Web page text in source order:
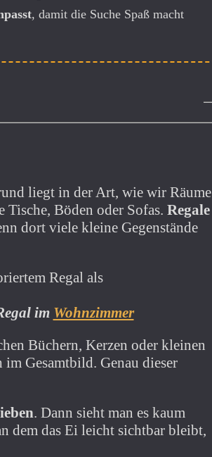
, damit die Suche Spaß macht
liegt in der Art, wie wir Räume
Tische, Böden oder Sofas.Regale
dort viele kleine Gegenstände
im Wohnzimmer
Büchern, Kerzen oder kleinen
Gesamtbild. Genau dieser
. Dann sieht man es kaum
dem das Ei leicht sichtbar bleibt,